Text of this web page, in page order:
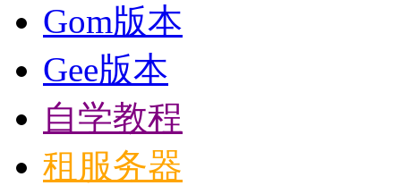
Gom版本
Gee版本
自学教程
租服务器